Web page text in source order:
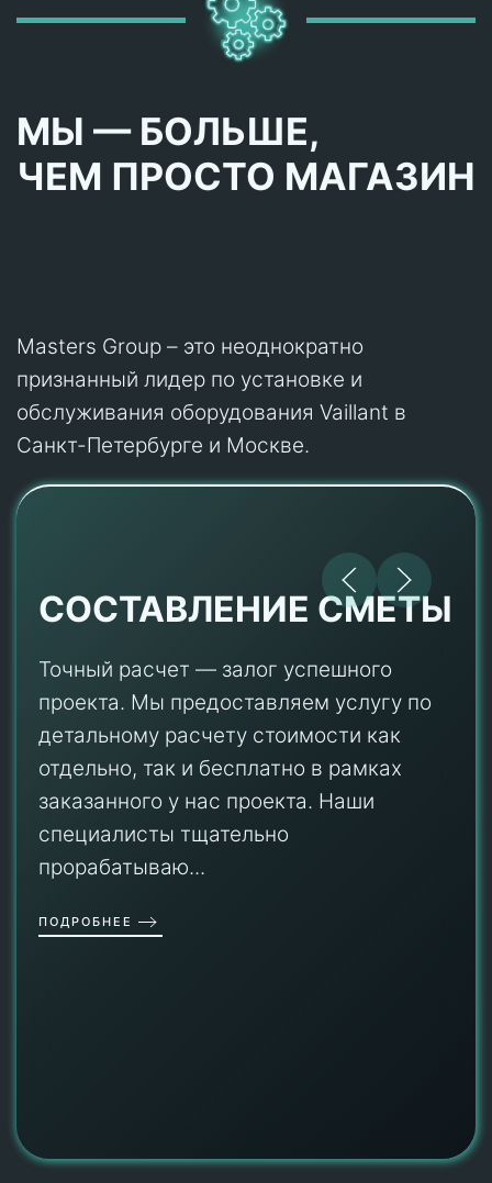
МЫ — БОЛЬШЕ,
ЧЕМ ПРОСТО МАГАЗИН
Masters Group – это неоднократно
признанный лидер по установке и
обслуживания оборудования Vaillant в
Санкт-Петербурге и Москве.
СОСТАВЛЕНИЕ СМЕТЫ
Точный расчет — залог успешного
проекта. Мы предоставляем услугу по
детальному расчету стоимости как
отдельно, так и бесплатно в рамках
заказанного у нас проекта. Наши
специалисты тщательно
прорабатываю...
ПОДРОБНЕЕ